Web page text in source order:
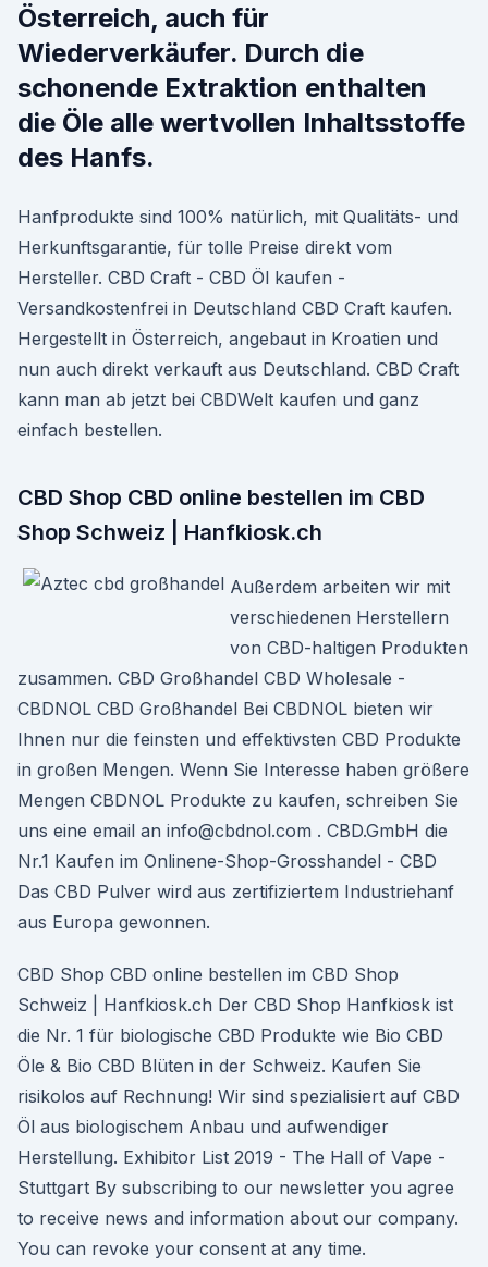
Österreich, auch für
Wiederverkäufer. Durch die
schonende Extraktion enthalten
die Öle alle wertvollen Inhaltsstoffe
des Hanfs.
Hanfprodukte sind 100% natürlich, mit Qualitäts- und
Herkunftsgarantie, für tolle Preise direkt vom
Hersteller. CBD Craft - CBD Öl kaufen -
Versandkostenfrei in Deutschland CBD Craft kaufen.
Hergestellt in Österreich, angebaut in Kroatien und
nun auch direkt verkauft aus Deutschland. CBD Craft
kann man ab jetzt bei CBDWelt kaufen und ganz
einfach bestellen.
CBD Shop CBD online bestellen im CBD
Shop Schweiz | Hanfkiosk.ch
Außerdem arbeiten wir mit
verschiedenen Herstellern
von CBD-haltigen Produkten
zusammen. CBD Großhandel CBD Wholesale -
CBDNOL CBD Großhandel Bei CBDNOL bieten wir
Ihnen nur die feinsten und effektivsten CBD Produkte
in großen Mengen. Wenn Sie Interesse haben größere
Mengen CBDNOL Produkte zu kaufen, schreiben Sie
uns eine email an info@cbdnol.com . CBD.GmbH die
Nr.1 Kaufen im Onlinene-Shop-Grosshandel - CBD
Das CBD Pulver wird aus zertifiziertem Industriehanf
aus Europa gewonnen.
CBD Shop CBD online bestellen im CBD Shop
Schweiz | Hanfkiosk.ch Der CBD Shop Hanfkiosk ist
die Nr. 1 für biologische CBD Produkte wie Bio CBD
Öle & Bio CBD Blüten in der Schweiz. Kaufen Sie
risikolos auf Rechnung! Wir sind spezialisiert auf CBD
Öl aus biologischem Anbau und aufwendiger
Herstellung. Exhibitor List 2019 - The Hall of Vape -
Stuttgart By subscribing to our newsletter you agree
to receive news and information about our company.
You can revoke your consent at any time.